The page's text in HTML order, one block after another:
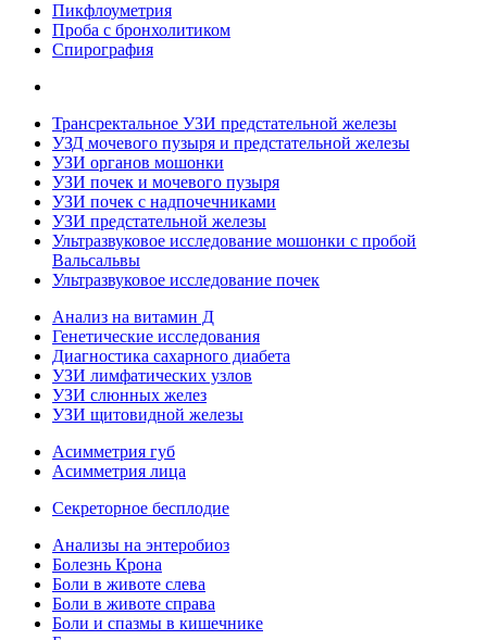
Пикфлоуметрия
Проба с бронхолитиком
Спирография
Трансректальное УЗИ предстательной железы
УЗД мочевого пузыря и предстательной железы
УЗИ органов мошонки
УЗИ почек и мочевого пузыря
УЗИ почек с надпочечниками
УЗИ предстательной железы
Ультразвуковое исследование мошонки с пробой
Вальсальвы
Ультразвуковое исследование почек
Анализ на витамин Д
Генетические исследования
Диагностика сахарного диабета
УЗИ лимфатических узлов
УЗИ слюнных желез
УЗИ щитовидной железы
Асимметрия губ
Асимметрия лица
Секреторное бесплодие
Анализы на энтеробиоз
Болезнь Крона
Боли в животе слева
Боли в животе справа
Боли и спазмы в кишечнике